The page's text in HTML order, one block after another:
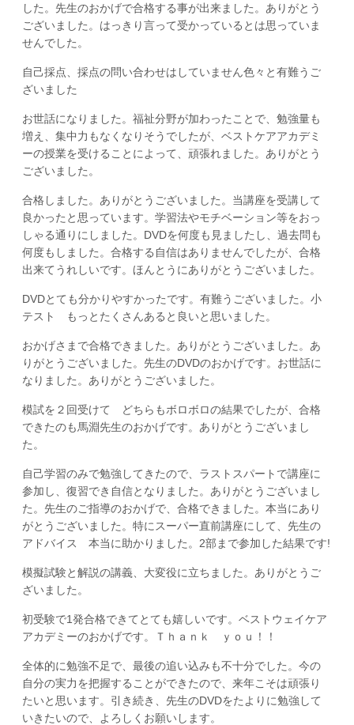
した。先生のおかげで合格する事が出来ました。ありがとう
ございました。はっきり言って受かっているとは思っていま
せんでした。
自己採点、採点の問い合わせはしていません色々と有難うご
ざいました
お世話になりました。福祉分野が加わったことで、勉強量も
増え、集中力もなくなりそうでしたが、ベストケアアカデミ
ーの授業を受けることによって、頑張れました。ありがとう
ございました。
合格しました。ありがとうございました。当講座を受講して
良かったと思っています。学習法やモチベーション等をおっ
しゃる通りにしました。DVDを何度も見ましたし、過去問も
何度もしました。合格する自信はありませんでしたが、合格
出来てうれしいです。ほんとうにありがとうございました。
DVDとても分かりやすかったです。有難うございました。小
テスト もっとたくさんあると良いと思いました。
おかげさまで合格できました。ありがとうございました。あ
りがとうございました。先生のDVDのおかげです。お世話に
なりました。ありがとうございました。
模試を２回受けて どちらもボロボロの結果でしたが、合格
できたのも馬淵先生のおかげです。ありがとうございまし
た。
自己学習のみで勉強してきたので、ラストスパートで講座に
参加し、復習でき自信となりました。ありがとうございまし
た。先生のご指導のおかげで、合格できました。本当にあり
がとうございました。特にスーパー直前講座にして、先生の
アドバイス 本当に助かりました。2部まで参加した結果です!
模擬試験と解説の講義、大変役に立ちました。ありがとうご
ざいました。
初受験で1発合格できてとても嬉しいです。ベストウェイケア
アカデミーのおかげです。Ｔｈａｎｋ ｙｏｕ！！
全体的に勉強不足で、最後の追い込みも不十分でした。今の
自分の実力を把握することができたので、来年こそは頑張り
たいと思います。引き続き、先生のDVDをたよりに勉強して
いきたいので、よろしくお願いします。